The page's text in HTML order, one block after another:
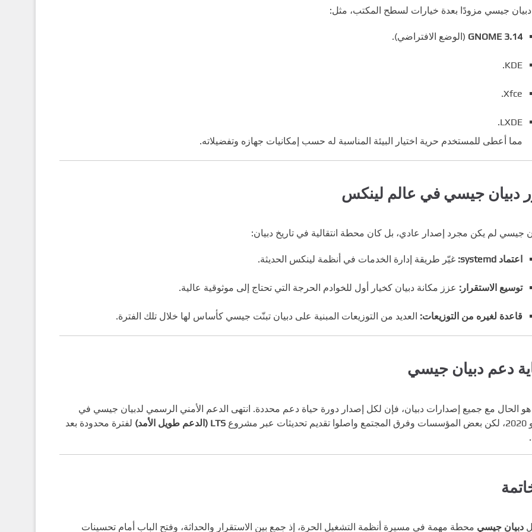
دبيان جيسي مزودًا بعدة خيارات لسطح المكتب، مثل:
GNOME 3.14 (الوضع الافتراضي).
KDE.
Xfce.
LXDE.
مما أعطى للمستخدم حرية اختيار البيئة المناسبة له حسب إمكانيات جهازه وتفضيلاته.
دبيان جيسي في عالم لينكس
جيسي لم يكن مجرد إصدار عادي، بل كان محطة انتقالية في تاريخ دبيان:
اعتماد systemd: غيّر طريقة إدارة الخدمات في أنظمة لينكس الحديثة.
توسيع الاستقرار: عزز مكانة دبيان كخيار أول للخوادم الحرجة التي تحتاج إلى موثوقية عالية.
قاعدة لغيره من التوزيعات: العديد من التوزيعات المبنية على دبيان تبنّت جيسي كأساس لها خلال تلك الفترة.
دعم دبيان جيسي
الحال مع جميع إصدارات دبيان، فإن لكل إصدار دورة حياة دعم محددة. انتهى الدعم الأمني الرسمي لدبيان جيسي في
عبر مشروع
LTS (الدعم طويل الأمد)
لفترة محدودة بعد
دبيان جيسي محطة مهمة في مسيرة أنظمة التشغيل الحرة، إذ جمع بين الاستقرار والحداثة، وفتح الباب أمام تحسينات